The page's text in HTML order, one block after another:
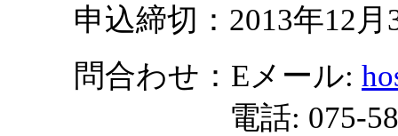
申込締切：2013年12
問合わせ：Eメール:
電話: 075-581-